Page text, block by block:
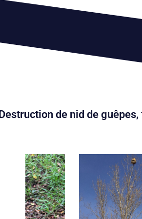
Destruction de nid de